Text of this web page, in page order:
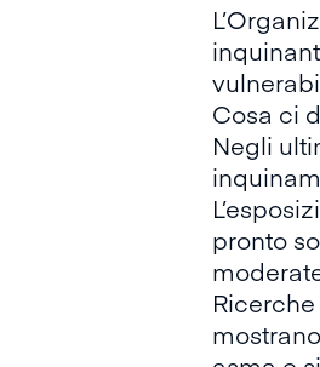
L’
Cosa ci
Negli
pronto